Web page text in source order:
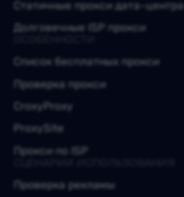
Статичные прокси дата-центра
Долговечные ISP прокси
Список бесплатных прокси
Проверка прокси
CroxyProxy
ProxySite
Прокси по ISP
Проверка рекламы